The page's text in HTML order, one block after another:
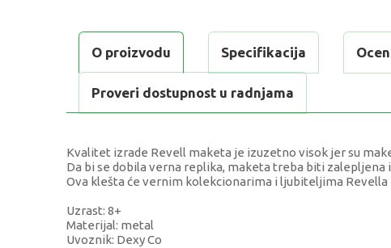
O proizvodu Specifikacija
Proveri dostupnost u radnjama
Kvalitet izrade Revell maketa je izuzetno visok jer su
Da bi se dobila verna replika, maketa treba biti zalepljena
Ova klešta će vernim kolekcionarima i ljubiteljima
Uzrast: 8+
Materijal: metal
Uvoznik: Dexy Co